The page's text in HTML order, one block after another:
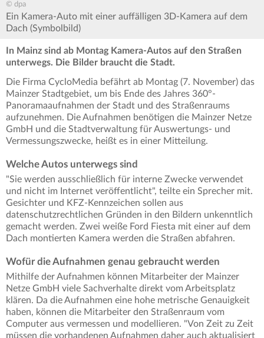
© dpa
Ein Kamera-Auto mit einer auffälligen 3D-Kamera auf dem
Dach (Symbolbild)
In Mainz sind ab Montag Kamera-Autos auf den Straßen
unterwegs. Die Bilder braucht die Stadt.
Die Firma CycloMedia befährt ab Montag (7. November) das
Mainzer Stadtgebiet, um bis Ende des Jahres 360°-
Panoramaaufnahmen der Stadt und des Straßenraums
aufzunehmen. Die Aufnahmen benötigen die Mainzer Netze
GmbH und die Stadtverwaltung für Auswertungs- und
Vermessungszwecke, heißt es in einer Mitteilung.
Welche Autos unterwegs sind
"Sie werden ausschließlich für interne Zwecke verwendet
und nicht im Internet veröffentlicht", teilte ein Sprecher mit.
Gesichter und KFZ-Kennzeichen sollen aus
datenschutzrechtlichen Gründen in den Bildern unkenntlich
gemacht werden. Zwei weiße Ford Fiesta mit einer auf dem
Dach montierten Kamera werden die Straßen abfahren.
Wofür die Aufnahmen genau gebraucht werden
Mithilfe der Aufnahmen können Mitarbeiter der Mainzer
Netze GmbH viele Sachverhalte direkt vom Arbeitsplatz
klären. Da die Aufnahmen eine hohe metrische Genauigkeit
haben, können die Mitarbeiter den Straßenraum vom
Computer aus vermessen und modellieren. "Von Zeit zu Zeit
müssen die vorhandenen Aufnahmen daher auch aktualisiert